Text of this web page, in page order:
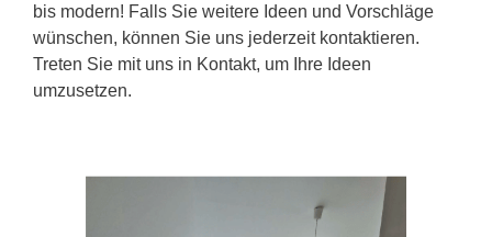
bis modern! Falls Sie weitere Ideen und Vorschläge
wünschen, können Sie uns jederzeit kontaktieren.
Treten Sie mit uns in Kontakt, um Ihre Ideen
umzusetzen.